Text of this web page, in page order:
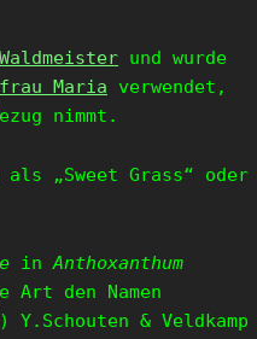
Waldmeister und wurde
Maria verwendet,
nimmt.
„Sweet Grass“ oder
inAnthoxanthum
Art den Namen
Y.Schouten & Veldkamp